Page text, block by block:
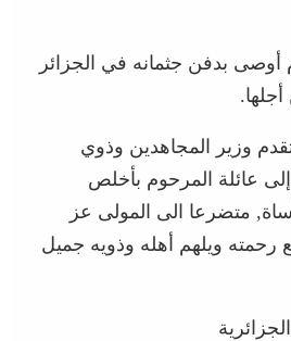
أوصى بدفن جثمانه في الجزائر
وزير المجاهدين وذوي
إلى عائلة المرحوم بأخلص
متضرعا الى المولى عز
رحمته ويلهم أهله وذويه جميل